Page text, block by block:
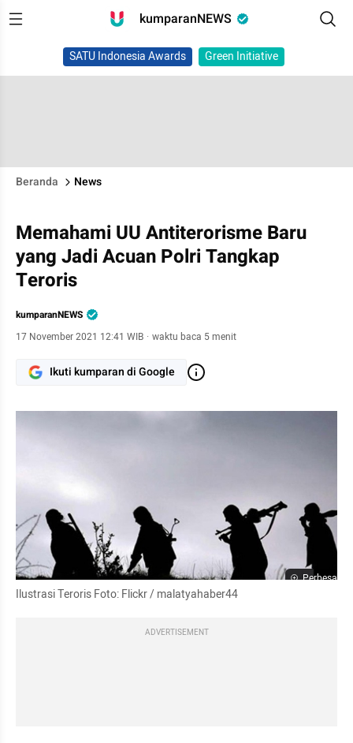
kumparanNEWS
SATU Indonesia Awards Green Initiative
Beranda News
Memahami UU Antiterorisme Baru
yang Jadi Acuan Polri Tangkap
Teroris
kumparanNEWS
17 November 2021 12:41 WIB · waktu baca 5 menit
Ikuti kumparan di Google
Perbesar
Ilustrasi Teroris Foto: Flickr / malatyahaber44
ADVERTISEMENT